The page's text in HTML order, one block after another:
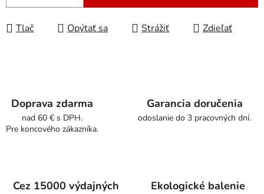
Tlač Opýtať sa Strážiť Zdieľať
Doprava zdarma
nad 60 € s DPH.
Pre koncového zákazníka.
Garancia doručenia
odoslanie do 3 pracovných dní.
Cez 15000 výdajných
Ekologické balenie